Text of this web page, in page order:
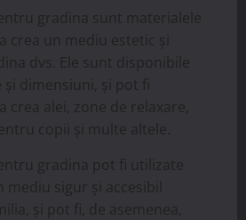
gradina sunt materialele
crea un mediu estetic și
dvs. Ele sunt disponibile
și dimensiuni, și pot fi
crea alei, zone de relaxare,
copii și multe altele.
gradina pot fi utilizate
sigur și accesibil
și pot fi, de asemenea,